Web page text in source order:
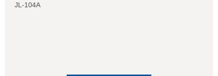
JL-104A